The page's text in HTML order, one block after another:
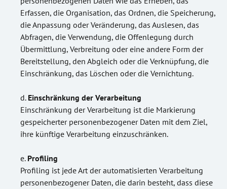
Erfassen, die Organisation, das Ordnen, die Speicherung,
die Anpassung oder Veränderung, das Auslesen, das
Abfragen, die Verwendung, die Offenlegung durch
Übermittlung, Verbreitung oder eine andere Form der
Bereitstellung, den Abgleich oder die Verknüpfung, die
Einschränkung, das Löschen oder die Vernichtung.
Einschränkung der Verarbeitung
Einschränkung der Verarbeitung ist die Markierung
gespeicherter personenbezogener Daten mit dem Ziel,
ihre künftige Verarbeitung einzuschränken.
Profiling
Profiling ist jede Art der automatisierten Verarbeitung
personenbezogener Daten, die darin besteht, dass diese